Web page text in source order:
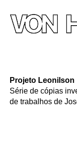
Projeto Leonilson
Série de cópias
de trabalhos de